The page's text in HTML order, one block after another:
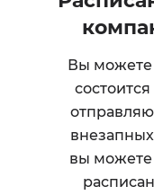
Вы можете
вы можете